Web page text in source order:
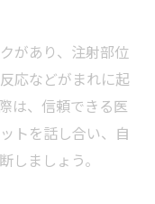
があり、注射部位
応などがまれに起
は、信頼できる医
トを話し合い、自
しましょう。